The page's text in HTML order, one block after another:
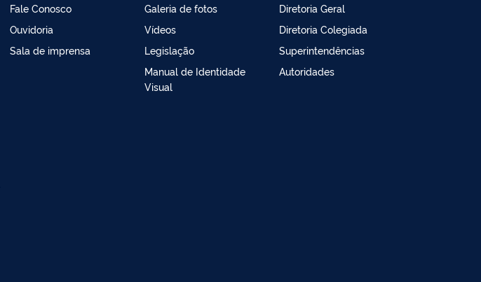
Fale Conosco
Ouvidoria
Sala de imprensa
Galeria de fotos
Vídeos
Legislação
Manual de Identidade
Visual
Diretoria Geral
Diretoria Colegiada
Superintendências
Autoridades